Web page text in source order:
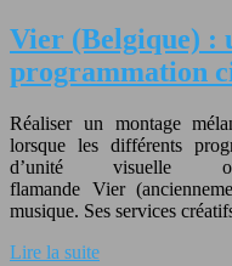
Vier (Belgique) :
programmation
Réaliser un montage
lorsque les différents
d’unité visuelle
flamande Vier
musique. Ses services
Lire la suite